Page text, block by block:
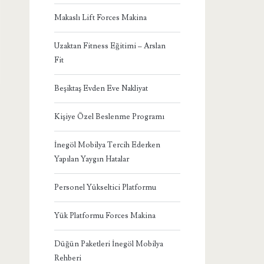
Makaslı Lift Forces Makina
Uzaktan Fitness Eğitimi – Arslan
Fit
Beşiktaş Evden Eve Nakliyat
Kişiye Özel Beslenme Programı
İnegöl Mobilya Tercih Ederken
Yapılan Yaygın Hatalar
Personel Yükseltici Platformu
Yük Platformu Forces Makina
Düğün Paketleri İnegöl Mobilya
Rehberi